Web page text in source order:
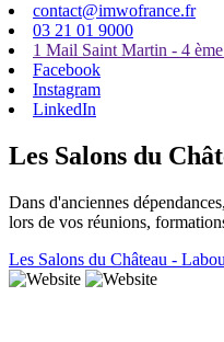
contact@imwofrance.fr
03 21 01 9000
1 Mail Saint Martin - 4
Facebook
Instagram
LinkedIn
Les Salons du
Dans d'anciennes
lors de vos réunions,
Les Salons du Château -